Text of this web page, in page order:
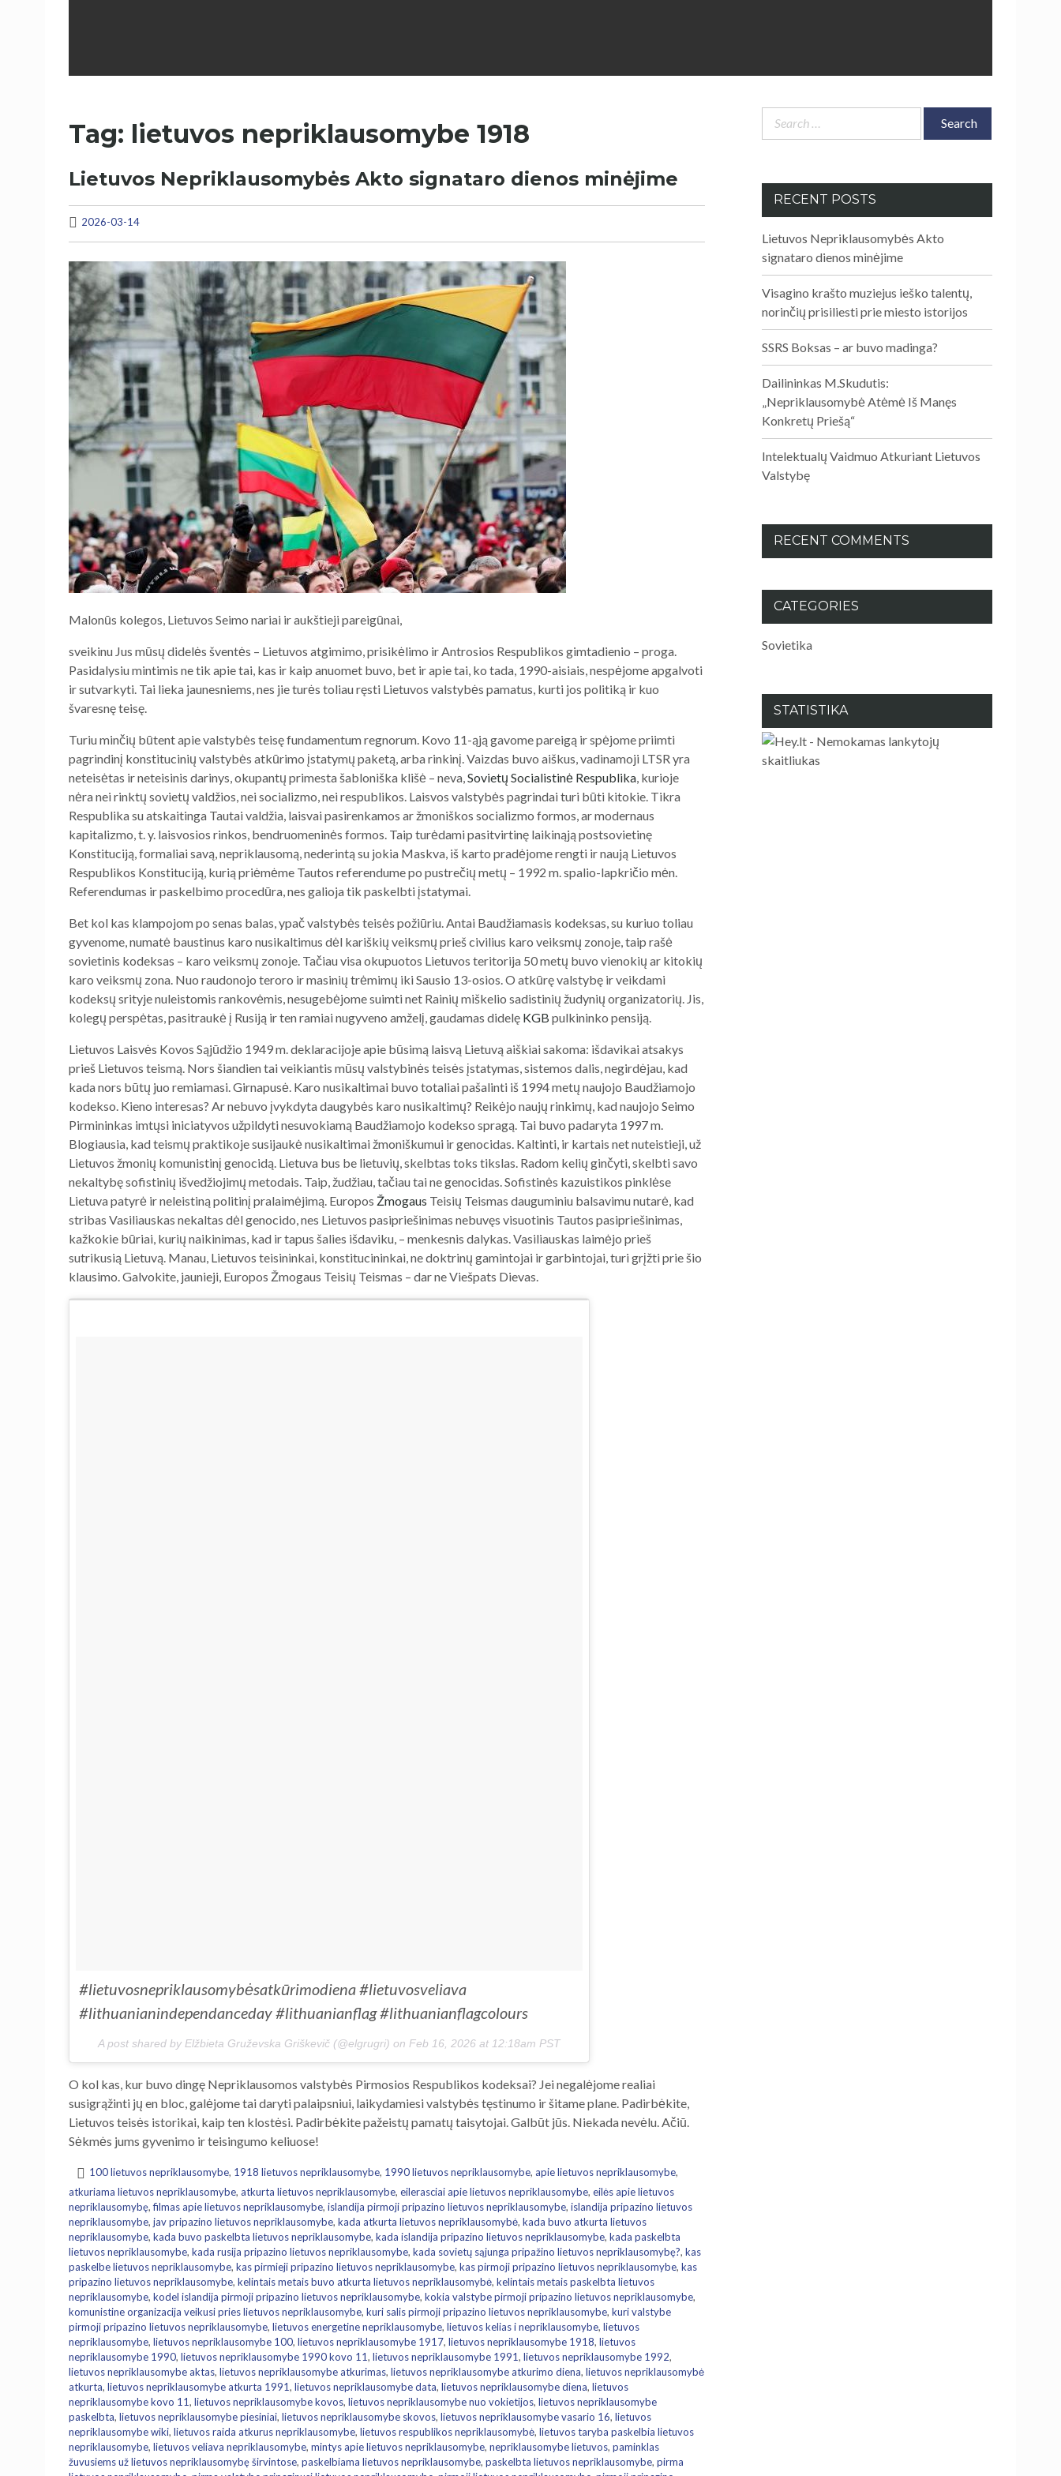
Tag: lietuvos nepriklausomybe 1918
Lietuvos Nepriklausomybės Akto signataro dienos minėjime
2026-03-14
Malonūs kolegos, Lietuvos Seimo nariai ir aukštieji pareigūnai,
sveikinu Jus mūsų didelės šventės – Lietuvos atgimimo, prisikėlimo ir Antrosios Respublikos gimtadienio – proga.
Pasidalysiu mintimis ne tik apie tai, kas ir kaip anuomet buvo, bet ir apie tai, ko tada, 1990-aisiais, nespėjome apgalvoti
ir sutvarkyti. Tai lieka jaunesniems, nes jie turės toliau ręsti Lietuvos valstybės pamatus, kurti jos politiką ir kuo
švaresnę teisę.
Turiu minčių būtent apie valstybės teisę fundamentum regnorum. Kovo 11-ąją gavome pareigą ir spėjome priimti
pagrindinį konstitucinių valstybės atkūrimo įstatymų paketą, arba rinkinį. Vaizdas buvo aiškus, vadinamoji LTSR yra
neteisėtas ir neteisinis darinys, okupantų primesta šabloniška klišė – neva,Sovietų Socialistinė Respublika, kurioje
nėra nei rinktų sovietų valdžios, nei socializmo, nei respublikos. Laisvos valstybės pagrindai turi būti kitokie. Tikra
Respublika su atskaitinga Tautai valdžia, laisvai pasirenkamos ar žmoniškos socializmo formos, ar modernaus
kapitalizmo, t. y. laisvosios rinkos, bendruomeninės formos. Taip turėdami pasitvirtinę laikinąją postsovietinę
Konstituciją, formaliai savą, nepriklausomą, nederintą su jokia Maskva, iš karto pradėjome rengti ir naują Lietuvos
Respublikos Konstituciją, kurią priėmėme Tautos referendume po pustrečių metų – 1992 m. spalio-lapkričio mėn.
Referendumas ir paskelbimo procedūra, nes galioja tik paskelbti įstatymai.
Bet kol kas klampojom po senas balas, ypač valstybės teisės požiūriu. Antai Baudžiamasis kodeksas, su kuriuo toliau
gyvenome, numatė baustinus karo nusikaltimus dėl kariškių veiksmų prieš civilius karo veiksmų zonoje, taip rašė
sovietinis kodeksas – karo veiksmų zonoje. Tačiau visa okupuotos Lietuvos teritorija 50 metų buvo vienokių ar kitokių
karo veiksmų zona. Nuo raudonojo teroro ir masinių trėmimų iki Sausio 13-osios. O atkūrę valstybę ir veikdami
kodeksų srityje nuleistomis rankovėmis, nesugebėjome suimti net Rainių miškelio sadistinių žudynių organizatorių. Jis,
kolegų perspėtas, pasitraukė į Rusiją ir ten ramiai nugyveno amželį, gaudamas didelę KGB pulkininko pensiją.
Lietuvos Laisvės Kovos Sąjūdžio 1949 m. deklaracijoje apie būsimą laisvą Lietuvą aiškiai sakoma: išdavikai atsakys
prieš Lietuvos teismą. Nors šiandien tai veikiantis mūsų valstybinės teisės įstatymas, sistemos dalis, negirdėjau, kad
kada nors būtų juo remiamasi. Girnapusė. Karo nusikaltimai buvo totaliai pašalinti iš 1994 metų naujojo Baudžiamojo
kodekso. Kieno interesas? Ar nebuvo įvykdyta daugybės karo nusikaltimų? Reikėjo naujų rinkimų, kad naujojo Seimo
Pirmininkas imtųsi iniciatyvos užpildyti nesuvokiamą Baudžiamojo kodekso spragą. Tai buvo padaryta 1997 m.
Blogiausia, kad teismų praktikoje susijaukė nusikaltimai žmoniškumui ir genocidas. Kaltinti, ir kartais net nuteistieji, už
Lietuvos žmonių komunistinį genocidą. Lietuva bus be lietuvių, skelbtas toks tikslas. Radom kelių ginčyti, skelbti savo
nekaltybę sofistinių išvedžiojimų metodais. Taip, žudžiau, tačiau tai ne genocidas. Sofistinės kazuistikos pinklėse
Lietuva patyrė ir neleistiną politinį pralaimėjimą. Europos Žmogaus Teisių Teismas dauguminiu balsavimu nutarė, kad
stribas Vasiliauskas nekaltas dėl genocido, nes Lietuvos pasipriešinimas nebuvęs visuotinis Tautos pasipriešinimas,
kažkokie būriai, kurių naikinimas, kad ir tapus šalies išdaviku, – menkesnis dalykas. Vasiliauskas laimėjo prieš
sutrikusią Lietuvą. Manau, Lietuvos teisininkai, konstitucininkai, ne doktrinų gamintojai ir garbintojai, turi grįžti prie šio
klausimo. Galvokite, jaunieji, Europos Žmogaus Teisių Teismas – dar ne Viešpats Dievas.
#lietuvosnepriklausomybėsatkūrimodiena #lietuvosveliava
#lithuanianindependanceday #lithuanianflag #lithuanianflagcolours
A post shared by Elžbieta Gruževska Griškevič (@elgrugri) on Feb 16, 2026 at 12:18am PST
O kol kas, kur buvo dingę Nepriklausomos valstybės Pirmosios Respublikos kodeksai? Jei negalėjome realiai
susigrąžinti jų en bloc, galėjome tai daryti palaipsniui, laikydamiesi valstybės tęstinumo ir šitame plane. Padirbėkite,
Lietuvos teisės istorikai, kaip ten klostėsi. Padirbėkite pažeistų pamatų taisytojai. Galbūt jūs. Niekada nevėlu. Ačiū.
Sėkmės jums gyvenimo ir teisingumo keliuose!
100 lietuvos nepriklausomybe, 1918 lietuvos nepriklausomybe, 1990 lietuvos nepriklausomybe, apie lietuvos nepriklausomybe,
atkuriama lietuvos nepriklausomybe, atkurta lietuvos nepriklausomybe, eilerasciai apie lietuvos nepriklausomybe, eilės apie lietuvos
nepriklausomybę,filmas apie lietuvos nepriklausomybe, islandija pirmoji pripazino lietuvos nepriklausomybe, islandija pripazino lietuvos
nepriklausomybe, jav pripazino lietuvos nepriklausomybe, kada atkurta lietuvos nepriklausomybė, kada buvo atkurta lietuvos
nepriklausomybe, kada buvo paskelbta lietuvos nepriklausomybe, kada islandija pripazino lietuvos nepriklausomybe, kada paskelbta
lietuvos nepriklausomybe, kada rusija pripazino lietuvos nepriklausomybe, kada sovietų sąjunga pripažino lietuvos nepriklausomybę?, kas
paskelbe lietuvos nepriklausomybe, kas pirmieji pripazino lietuvos nepriklausomybe, kas pirmoji pripazino lietuvos nepriklausomybe, kas
pripazino lietuvos nepriklausomybe, kelintais metais buvo atkurta lietuvos nepriklausomybė, kelintais metais paskelbta lietuvos
nepriklausomybe, kodel islandija pirmoji pripazino lietuvos nepriklausomybe, kokia valstybe pirmoji pripazino lietuvos nepriklausomybe,
komunistine organizacija veikusi pries lietuvos nepriklausomybe, kuri salis pirmoji pripazino lietuvos nepriklausomybe, kuri valstybe
pirmoji pripazino lietuvos nepriklausomybe, lietuvos energetine nepriklausomybe, lietuvos kelias i nepriklausomybe, lietuvos
nepriklausomybe, lietuvos nepriklausomybe 100, lietuvos nepriklausomybe 1917, lietuvos nepriklausomybe 1918, lietuvos
nepriklausomybe 1990, lietuvos nepriklausomybe 1990 kovo 11, lietuvos nepriklausomybe 1991, lietuvos nepriklausomybe 1992,
lietuvos nepriklausomybe aktas, lietuvos nepriklausomybe atkurimas, lietuvos nepriklausomybe atkurimo diena, lietuvos nepriklausomybė
atkurta, lietuvos nepriklausomybe atkurta 1991, lietuvos nepriklausomybe data, lietuvos nepriklausomybe diena, lietuvos
nepriklausomybe kovo 11, lietuvos nepriklausomybe kovos, lietuvos nepriklausomybe nuo vokietijos, lietuvos nepriklausomybe
paskelbta, lietuvos nepriklausomybe piesiniai, lietuvos nepriklausomybe skovos, lietuvos nepriklausomybe vasario 16, lietuvos
nepriklausomybe wiki, lietuvos raida atkurus nepriklausomybe, lietuvos respublikos nepriklausomybė, lietuvos taryba paskelbia lietuvos
nepriklausomybe, lietuvos veliava nepriklausomybe, mintys apie lietuvos nepriklausomybe, nepriklausomybe lietuvos, paminklas
žuvusiems už lietuvos nepriklausomybę širvintose, paskelbiama lietuvos nepriklausomybe, paskelbta lietuvos nepriklausomybe, pirma
Search
for:
RECENT POSTS
Lietuvos Nepriklausomybės Akto
signataro dienos minėjime
Visagino krašto muziejus ieško talentų,
norinčių prisiliesti prie miesto istorijos
SSRS Boksas – ar buvo madinga?
Dailininkas M.Skudutis:
„Nepriklausomybė Atėmė Iš Manęs
Konkretų Priešą“
Intelektualų Vaidmuo Atkuriant Lietuvos
Valstybę
RECENT COMMENTS
CATEGORIES
Sovietika
STATISTIKA